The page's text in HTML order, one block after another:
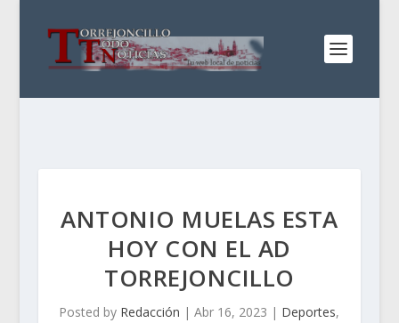
ANTONIO MUELAS ESTA
HOY CON EL AD
TORREJONCILLO
Posted by Redacción |Abr 16, 2023 | Deportes,